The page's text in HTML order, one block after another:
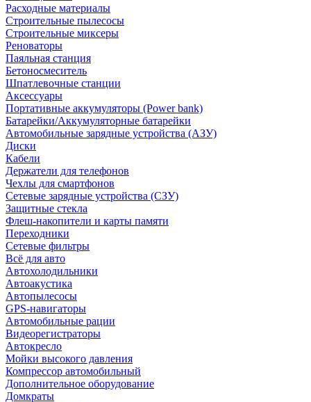
Расходные материалы
Строительные пылесосы
Строительные миксеры
Реноваторы
Паяльная станция
Бетоносмеситель
Шпатлевочные станции
Аксессуары
Портативные аккумуляторы (Power bank)
Батарейки/Аккумуляторные батарейки
Автомобильные зарядные устройства (АЗУ)
Диски
Кабели
Держатели для телефонов
Чехлы для смартфонов
Сетевые зарядные устройства (СЗУ)
Защитные стекла
Флеш-накопители и карты памяти
Переходники
Сетевые фильтры
Всё для авто
Автохолодильники
Автоакустика
Автопылесосы
GPS-навигаторы
Автомобильные рации
Видеорегистраторы
Автокресло
Мойки высокого давления
Компрессор автомобильный
Дополнительное оборудование
Домкраты